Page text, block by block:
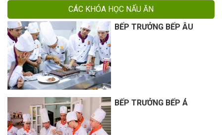
CÁC KHÓA HỌC NẤU ĂN
BẾP TRƯỞNG BẾP ÂU
BẾP TRƯỞNG BẾP Á